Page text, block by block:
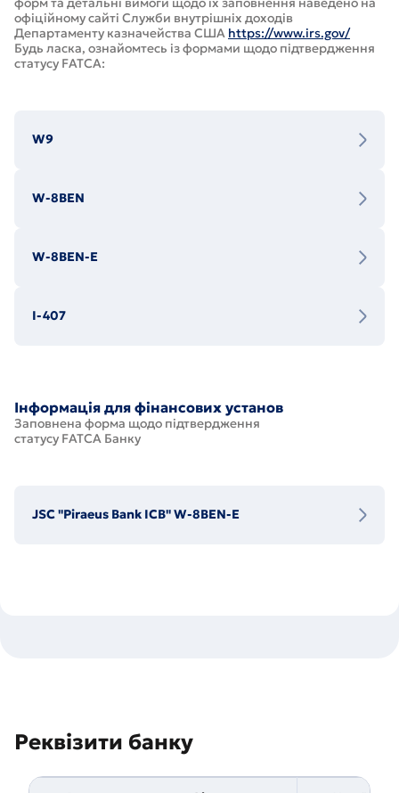
офіційному сайті Служби внутрішніх доходів
Департаменту казначейства США https://www.irs.gov/
Будь ласка, ознайомтесь із формами щодо підтвердження
статусу FATCA:
W9
W-8BEN
W-8BEN-E
I-407
Інформація для фінансових установ
Заповнена форма щодо підтвердження
статусу FATCA Банку
JSC "Piraeus Bank ICB" W-8BEN-E
Реквізити банку